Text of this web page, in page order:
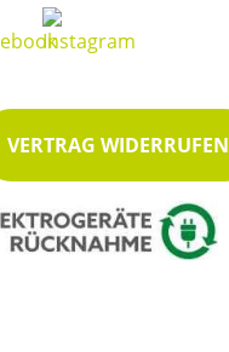
VERTRAG WIDERRUFEN